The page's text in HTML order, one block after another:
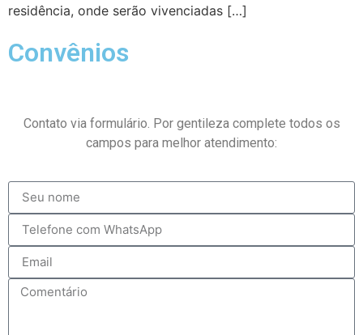
residência, onde serão vivenciadas […]
Convênios
Contato via formulário. Por gentileza complete todos os
campos para melhor atendimento: